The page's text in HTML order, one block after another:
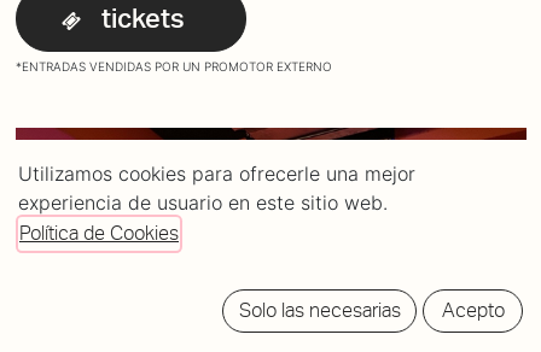
tickets
*ENTRADAS VENDIDAS POR UN PROMOTOR EXTERNO
Utilizamos cookies para ofrecerle una mejor
experiencia de usuario en este sitio web.
Política de Cookies
Solo las necesarias Acepto